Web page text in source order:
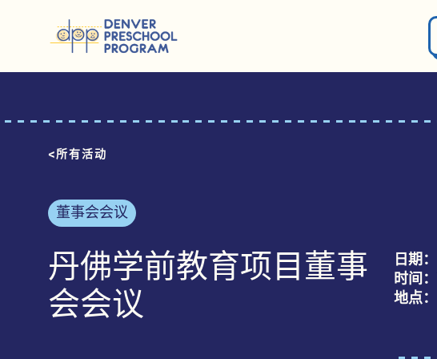
所有活动
董事会会议
丹佛学前教育项目董事
会会议
日期：
时间：
地点：